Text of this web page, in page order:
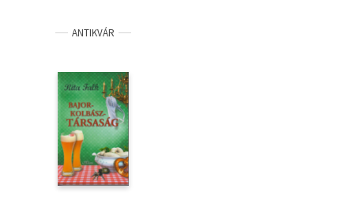
Szakkönyv
Tankönyv, segédkönyv
Társadalomtudomány
Természettudomány
ANTIKVÁR